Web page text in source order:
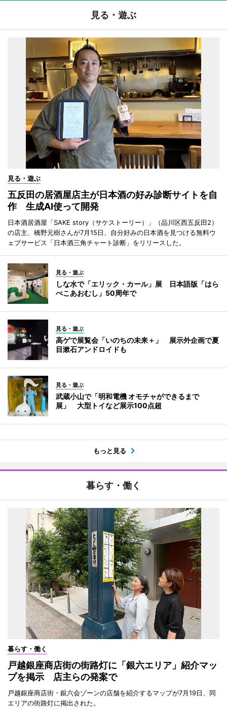
見る・遊ぶ
見る・遊ぶ
五反田の居酒屋店主が日本酒の好み診断サイトを自
作 生成AI使って開発
日本酒居酒屋「SAKE story（サケストーリー）」（品川区西五反田2）
の店主、橋野元樹さんが7月15日、自分好みの日本酒を見つける無料ウ
ェブサービス「日本酒三角チャート診断」をリリースした。
見る・遊ぶ
しな水で「エリック・カール」展 日本語版「はら
ぺこあおむし」50周年で
見る・遊ぶ
高ゲで展覧会「いのちの未来＋」 展示外企画で夏
目漱石アンドロイドも
見る・遊ぶ
武蔵小山で「明和電機 オモチャができるまで
展」 大型トイなど展示100点超
もっと見る
暮らす・働く
暮らす・働く
戸越銀座商店街の街路灯に「銀六エリア」紹介マッ
プを掲示 店主らの発案で
戸越銀座商店街・銀六会ゾーンの店舗を紹介するマップが7月19日、同
エリアの街路灯に掲出された。